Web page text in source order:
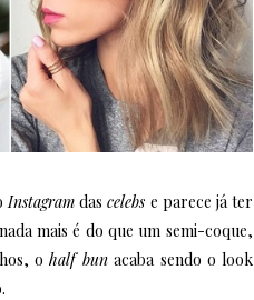
Instagram dascelebs e parece já ter
mais é do que um semi-coque,
ohalf bun acaba sendo o look